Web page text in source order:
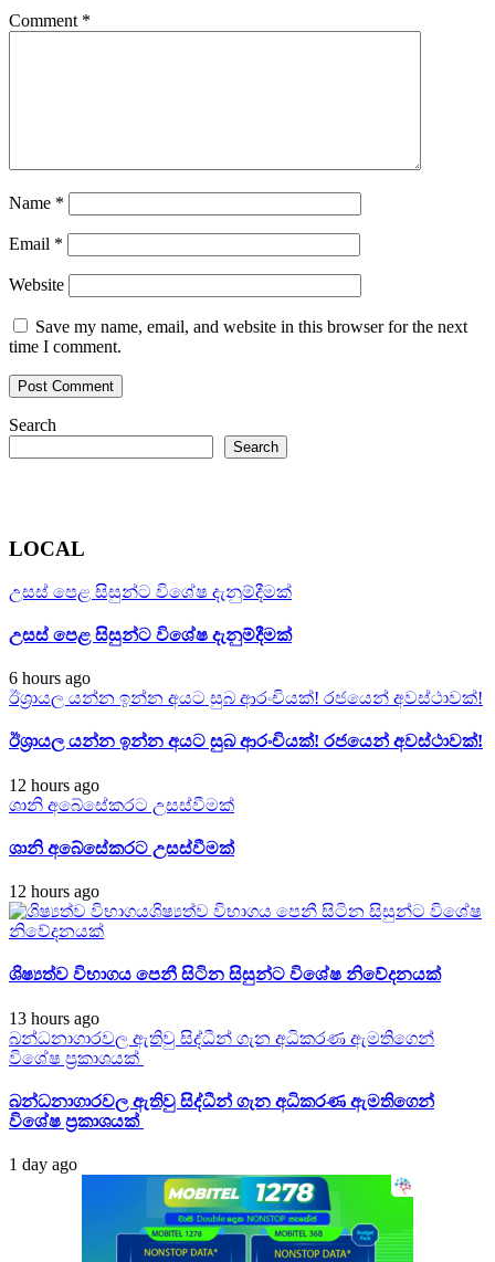
Comment *
Name *
Email *
Website
Save my name, email, and website in this browser for the next
time I comment.
Search
Search
LOCAL
උසස් පෙළ සිසුන්ට විශේෂ දැනුම්දීමක්
උසස් පෙළ සිසුන්ට විශේෂ දැනුම්දීමක්
6 hours ago
ඊශ්‍රායල යන්න ඉන්න අයට සුබ ආරංචියක්! ‍රජයෙන් අවස්ථාවක්!
ඊශ්‍රායල යන්න ඉන්න අයට සුබ ආරංචියක්! ‍රජයෙන් අවස්ථාවක්!
12 hours ago
ශානි අබේසේකරට උසස්වීමක්
ශානි අබේසේකරට උසස්වීමක්
12 hours ago
ශිෂ්‍යත්ව විභාගය පෙනී සිටින සිසුන්ට විශේෂ
නිවේදනයක්
ශිෂ්‍යත්ව විභාගය පෙනී සිටින සිසුන්ට විශේෂ නිවේදනයක්
13 hours ago
බන්ධනාගාරවල ඇතිවු සිද්ධීන් ගැන අධිකරණ ඇමතිගෙන්
විශේෂ ප්‍රකාශයක්
බන්ධනාගාරවල ඇතිවු සිද්ධීන් ගැන අධිකරණ ඇමතිගෙන්
විශේෂ ප්‍රකාශයක්
1 day ago